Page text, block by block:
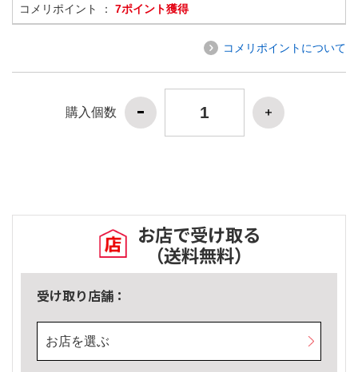
コメリポイント ： 7ポイント獲得
コメリポイントについて
購入個数
お店で受け取る
（送料無料）
受け取り店舗：
お店を選ぶ